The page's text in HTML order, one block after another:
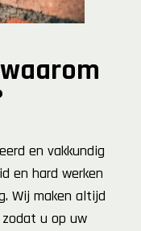
en vakkundig
en hard werken
Wij maken altijd
u op uw